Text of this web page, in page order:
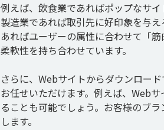
例えば、飲食業であればポップなサ
製造業であれば取引先に好印象を与
あればユーザーの属性に合わせて「
柔軟性を持ち合わせています。
さらに、Webサイトからダウンロー
お任せいただけます。例えば、Web
ることも可能でしょう。お客様のブ